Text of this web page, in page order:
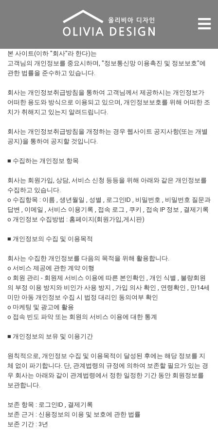
본 사이트(이하 "회사"라 한다)는
고객님의 개인정보를 중요시하며, "정보통신망 이용촉진 및 정보보호"에
관한 법률을 준수하고 있습니다.
회사는 개인정보취급방침을 통하여 고객님께서 제공하시는 개인정보가
어떠한 용도와 방식으로 이용되고 있으며, 개인정보보호를 위해 어떠한 조
치가 취해지고 있는지 알려드립니다.
회사는 개인정보취급방침을 개정하는 경우 웹사이트 공지사항(또는 개별
공지)을 통하여 공지할 것입니다.
■ 수집하는 개인정보 항목
회사는 회원가입, 상담, 서비스 신청 등등을 위해 아래와 같은 개인정보를
수집하고 있습니다.
ο 수집항목 : 이름 , 생년월일 , 성별 , 로그인ID , 비밀번호 , 비밀번호 질문과
답변 , 이메일 , 서비스 이용기록 , 접속 로그 , 쿠키 , 접속 IP 정보 , 결제기록
ο 개인정보 수집방법 : 홈페이지(회원가입,게시판)
■ 개인정보의 수집 및 이용목적
회사는 수집한 개인정보를 다음의 목적을 위해 활용합니다.
ο 서비스 제공에 관한 계약 이행
ο 회원 관리 - 회원제 서비스 이용에 따른 본인확인 , 개인 식별 , 불량회원
의 부정 이용 방지와 비인가 사용 방지 , 가입 의사 확인 , 연령확인 , 만14세
미만 아동 개인정보 수집 시 법정 대리인 동의여부 확인
ο 마케팅 및 광고에 활용
ο 접속 빈도 파악 또는 회원의 서비스 이용에 대한 통계
■ 개인정보의 보유 및 이용기간
원칙적으로, 개인정보 수집 및 이용목적이 달성된 후에는 해당 정보를 지
체 없이 파기합니다. 단, 관계법령의 규정에 의하여 보존할 필요가 있는 경
우 회사는 아래와 같이 관계법령에서 정한 일정한 기간 동안 회원정보를
보관합니다.
보존 항목 : 로그인ID , 결제기록
보존 근거 : 신용정보의 이용 및 보호에 관한 법률
보존 기간 : 3년